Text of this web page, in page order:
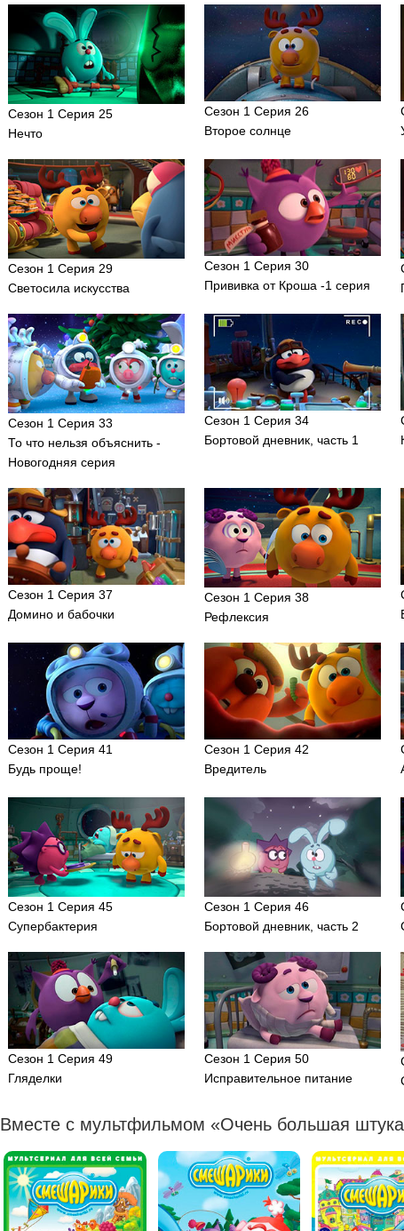
Сезон 1 Серия 25
Нечто
Сезон 1 Серия 26
Второе солнце
Сезон 1 Серия 29
Светосила искусства
Сезон 1 Серия 30
Прививка от Кроша -1 серия
Сезон 1 Серия 33
То что нельзя объяснить -
Новогодняя серия
Сезон 1 Серия 34
Бортовой дневник, часть 1
Сезон 1 Серия 37
Домино и бабочки
Сезон 1 Серия 38
Рефлексия
Сезон 1 Серия 41
Будь проще!
Сезон 1 Серия 42
Вредитель
Сезон 1 Серия 45
Супербактерия
Сезон 1 Серия 46
Бортовой дневник, часть 2
Сезон 1 Серия 49
Гляделки
Сезон 1 Серия 50
Исправительное питание
Вместе с мультфильмом «Очень большая